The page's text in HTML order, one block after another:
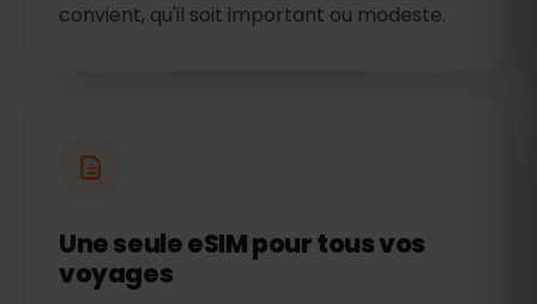
convient, qu'il soit important ou modeste.
Une seule eSIM pour tous vos
voyages